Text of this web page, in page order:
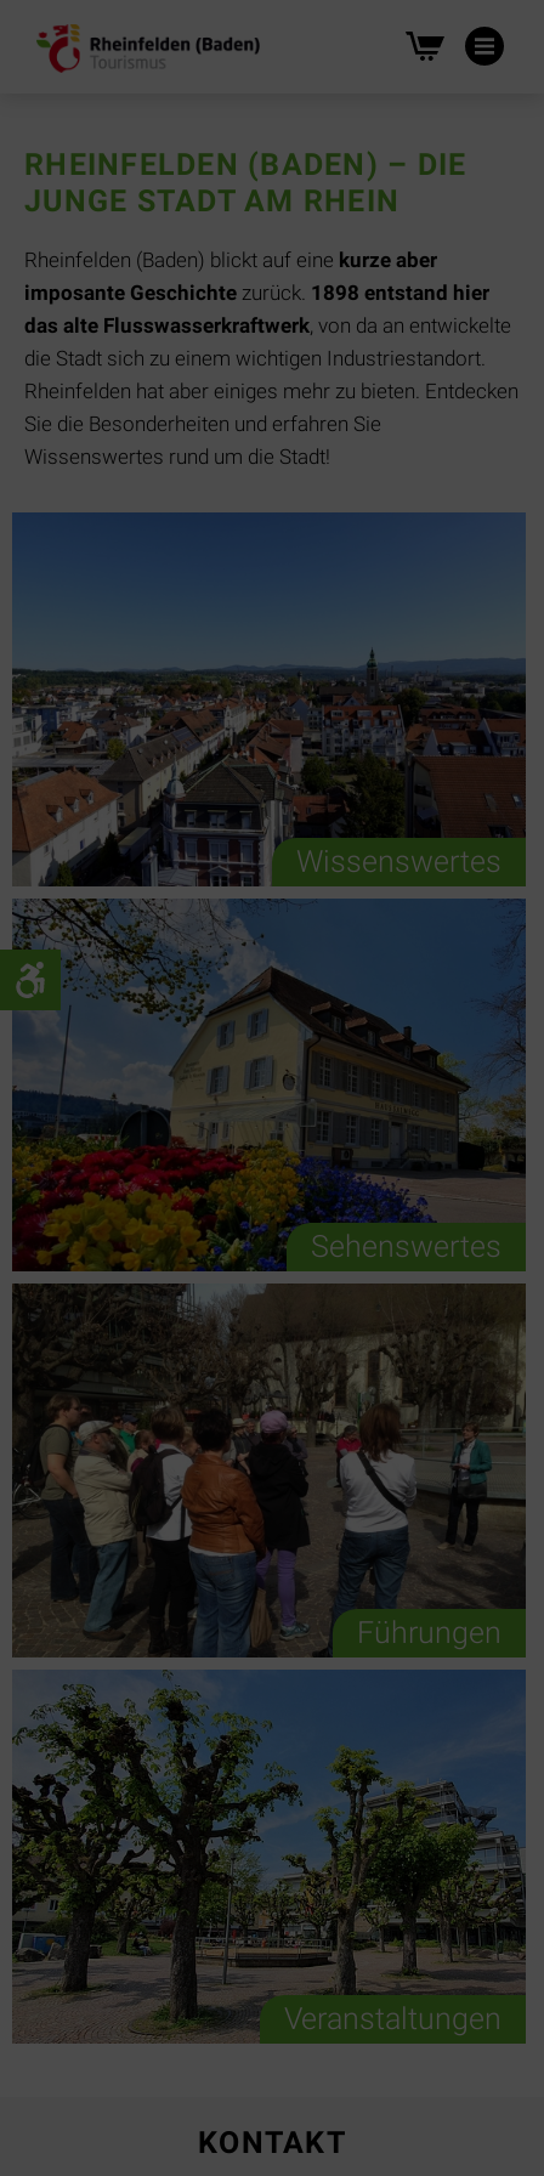
RHEINFELDEN (BADEN) – DIE
JUNGE STADT AM RHEIN
Rheinfelden (Baden) blickt auf eine kurze aber
imposante Geschichte zurück. 1898 entstand hier
das alte Flusswasserkraftwerk, von da an entwickelte
die Stadt sich zu einem wichtigen Industriestandort.
Rheinfelden hat aber einiges mehr zu bieten. Entdecken
Sie die Besonderheiten und erfahren Sie
Wissenswertes rund um die Stadt!
Wissenswertes
Sehenswertes
Führungen
Veranstaltungen
KONTAKT